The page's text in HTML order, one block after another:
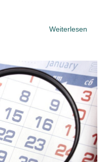
Weiterlesen